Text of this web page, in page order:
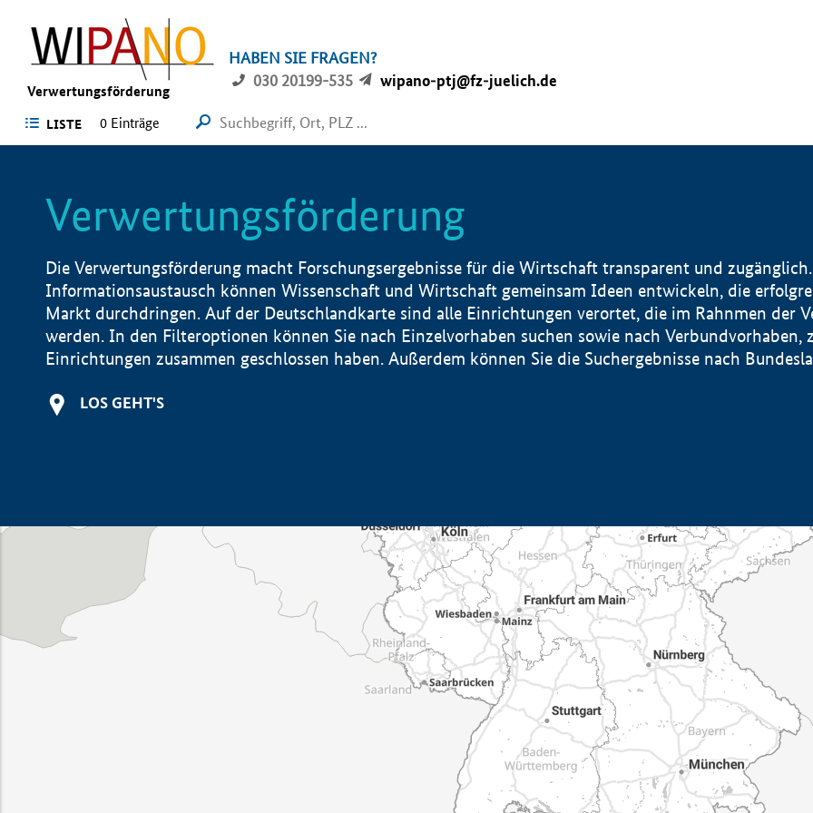
Verwertungsförderung
HABEN SIE FRAGEN?
030 20199-535
wipano-ptj@fz-juelich.de
LISTE 0 Einträge
Verwertungsförderung
Die Verwertungsförderung macht Forschungsergebnisse für die Wirtschaft transparent und
Informationsaustausch können Wissenschaft und Wirtschaft gemeinsam Ideen entwickeln, die
Markt durchdringen. Auf der Deutschlandkarte sind alle Einrichtungen verortet, die im Rahnmen der
werden. In den Filteroptionen können Sie nach Einzelvorhaben suchen sowie nach Verbundvorhaben,
Einrichtungen zusammen geschlossen haben. Außerdem können Sie die Suchergebnisse nach
LOS GEHT'S